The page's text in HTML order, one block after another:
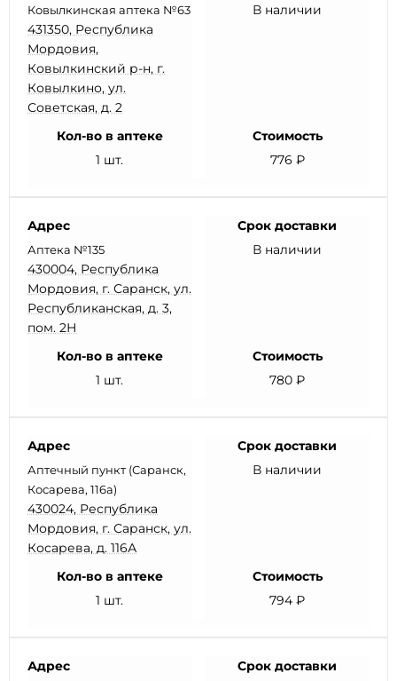
Ковылкинская аптека №63
431350, Республика
Мордовия,
Ковылкинский р-н, г.
Ковылкино, ул.
Советская, д. 2
В наличии
Кол-во в аптеке
1 шт.
Стоимость
776 ₽
Адрес
Аптека №135
430004, Республика
Мордовия, г. Саранск, ул.
Республиканская, д. 3,
пом. 2Н
Срок доставки
В наличии
Кол-во в аптеке
1 шт.
Стоимость
780 ₽
Адрес
Аптечный пункт (Саранск,
Косарева, 116а)
430024, Республика
Мордовия, г. Саранск, ул.
Косарева, д. 116А
Срок доставки
В наличии
Кол-во в аптеке
1 шт.
Стоимость
794 ₽
Адрес
Срок доставки